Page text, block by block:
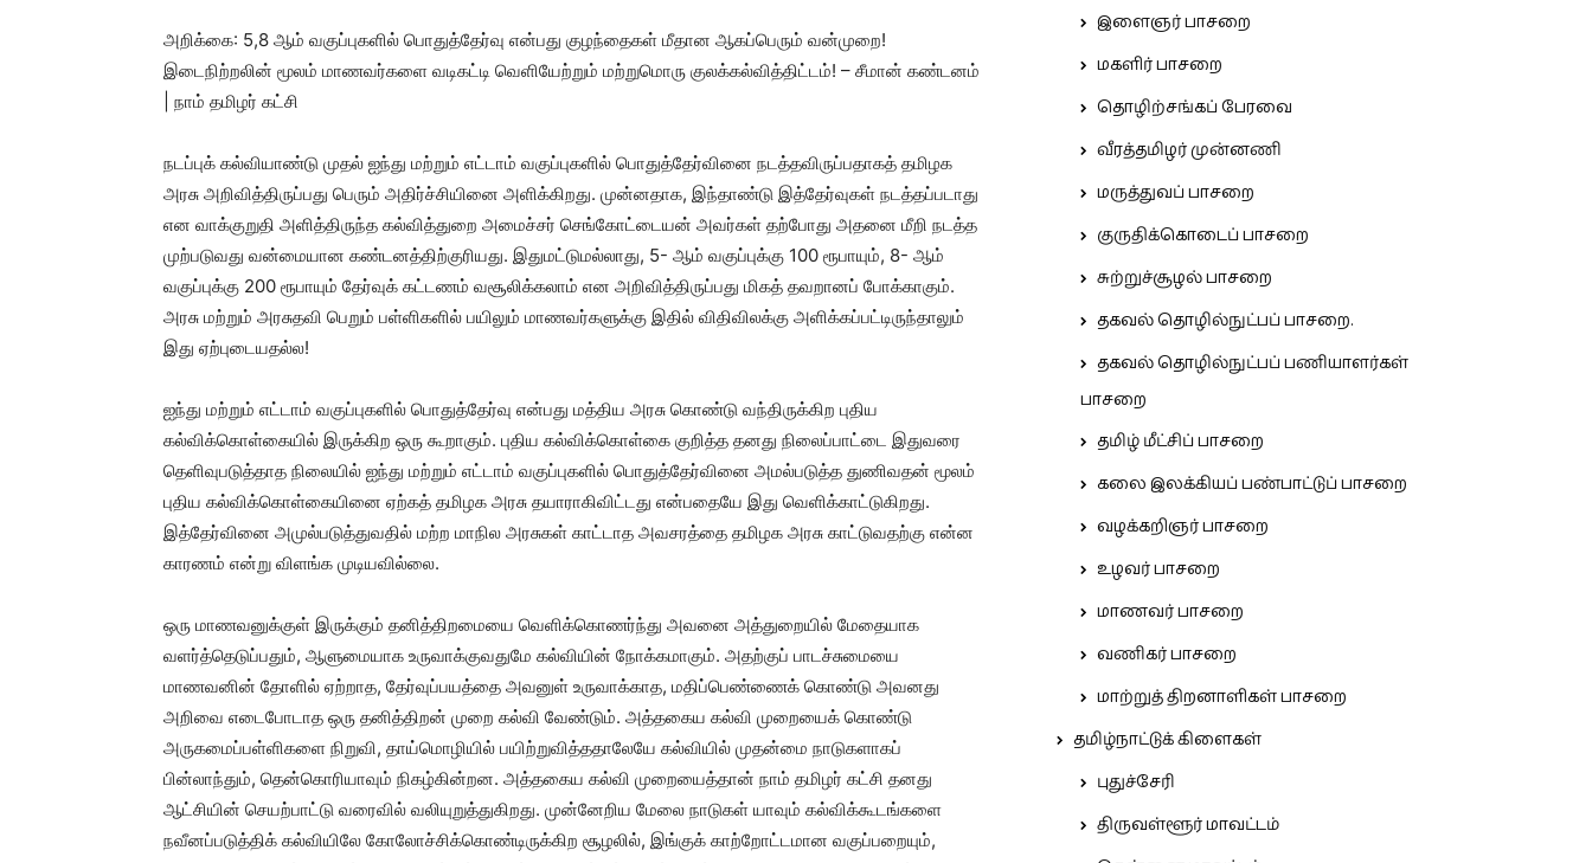
அறிக்கை: 5,8 ஆம் வகுப்புகளில் பொதுத்தேர்வு என்பது குழந்தைகள் மீதான ஆகப்பெரும் வன்முறை!
இடைநிற்றலின் மூலம் மாணவர்களை வடிகட்டி வெளியேற்றும் மற்றுமொரு குலக்கல்வித்திட்டம்! – சீமான் கண்டனம்
| நாம் தமிழர் கட்சி
நடப்புக் கல்வியாண்டு முதல் ஐந்து மற்றும் எட்டாம் வகுப்புகளில் பொதுத்தேர்வினை நடத்தவிருப்பதாகத் தமிழக
அரசு அறிவித்திருப்பது பெரும் அதிர்ச்சியினை அளிக்கிறது. முன்னதாக, இந்தாண்டு இத்தேர்வுகள் நடத்தப்படாது
என வாக்குறுதி அளித்திருந்த கல்வித்துறை அமைச்சர் செங்கோட்டையன் அவர்கள் தற்போது அதனை மீறி நடத்த
முற்படுவது வன்மையான கண்டனத்திற்குரியது. இதுமட்டுமல்லாது, 5- ஆம் வகுப்புக்கு 100 ரூபாயும், 8- ஆம்
வகுப்புக்கு 200 ரூபாயும் தேர்வுக் கட்டணம் வசூலிக்கலாம் என அறிவித்திருப்பது மிகத் தவறானப் போக்காகும்.
அரசு மற்றும் அரசுதவி பெறும் பள்ளிகளில் பயிலும் மாணவர்களுக்கு இதில் விதிவிலக்கு அளிக்கப்பட்டிருந்தாலும்
இது ஏற்புடையதல்ல!
ஐந்து மற்றும் எட்டாம் வகுப்புகளில் பொதுத்தேர்வு என்பது மத்திய அரசு கொண்டு வந்திருக்கிற புதிய
கல்விக்கொள்கையில் இருக்கிற ஒரு கூறாகும். புதிய கல்விக்கொள்கை குறித்த தனது நிலைப்பாட்டை இதுவரை
தெளிவுபடுத்தாத நிலையில் ஐந்து மற்றும் எட்டாம் வகுப்புகளில் பொதுத்தேர்வினை அமல்படுத்த துணிவதன் மூலம்
புதிய கல்விக்கொள்கையினை ஏற்கத் தமிழக அரசு தயாராகிவிட்டது என்பதையே இது வெளிக்காட்டுகிறது.
இத்தேர்வினை அமுல்படுத்துவதில் மற்ற மாநில அரசுகள் காட்டாத அவசரத்தை தமிழக அரசு காட்டுவதற்கு என்ன
காரணம் என்று விளங்க முடியவில்லை.
ஒரு மாணவனுக்குள் இருக்கும் தனித்திறமையை வெளிக்கொணர்ந்து அவனை அத்துறையில் மேதையாக
வளர்த்தெடுப்பதும், ஆளுமையாக உருவாக்குவதுமே கல்வியின் நோக்கமாகும். அதற்குப் பாடச்சுமையை
மாணவனின் தோளில் ஏற்றாத, தேர்வுப்பயத்தை அவனுள் உருவாக்காத, மதிப்பெண்ணைக் கொண்டு அவனது
அறிவை எடைபோடாத ஒரு தனித்திறன் முறை கல்வி வேண்டும். அத்தகைய கல்வி முறையைக் கொண்டு
அருகமைப்பள்ளிகளை நிறுவி, தாய்மொழியில் பயிற்றுவித்ததாலேயே கல்வியில் முதன்மை நாடுகளாகப்
பின்லாந்தும், தென்கொரியாவும் நிகழ்கின்றன. அத்தகைய கல்வி முறையைத்தான் நாம் தமிழர் கட்சி தனது
ஆட்சியின் செயற்பாட்டு வரைவில் வலியுறுத்துகிறது. முன்னேறிய மேலை நாடுகள் யாவும் கல்விக்கூடங்களை
நவீனப்படுத்திக் கல்வியிலே கோலோச்சிக்கொண்டிருக்கிற சூழலில், இங்குக் காற்றோட்டமான வகுப்பறையும்,
இளைஞர் பாசறை
மகளிர் பாசறை
தொழிற்சங்கப் பேரவை
வீரத்தமிழர் முன்னணி
மருத்துவப் பாசறை
குருதிக்கொடைப் பாசறை
சுற்றுச்சூழல் பாசறை
தகவல் தொழில்நுட்பப் பாசறை.
தகவல் தொழில்நுட்பப் பணியாளர்கள்
பாசறை
தமிழ் மீட்சிப் பாசறை
கலை இலக்கியப் பண்பாட்டுப் பாசறை
வழக்கறிஞர் பாசறை
உழவர் பாசறை
மாணவர் பாசறை
வணிகர் பாசறை
மாற்றுத் திறனாளிகள் பாசறை
தமிழ்நாட்டுக் கிளைகள்
புதுச்சேரி
திருவள்ளூர் மாவட்டம்